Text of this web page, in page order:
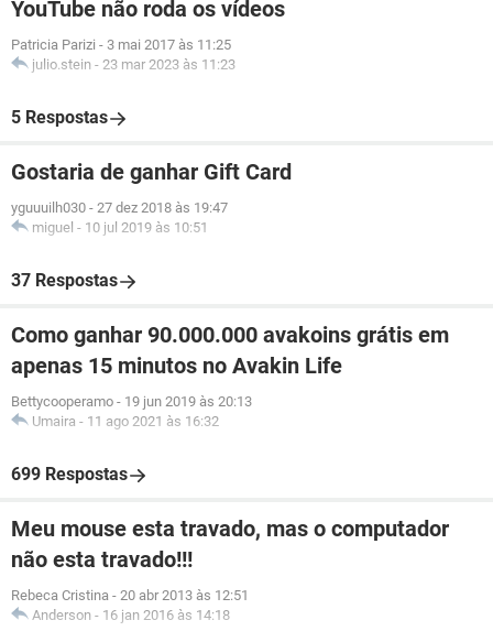
YouTube não roda os vídeos
Patricia Parizi - 3 mai 2017 às 11:25
julio.stein - 23 mar 2023 às 11:23
5 Respostas
Gostaria de ganhar Gift Card
yguuuilh030 - 27 dez 2018 às 19:47
miguel - 10 jul 2019 às 10:51
37 Respostas
Como ganhar 90.000.000 avakoins grátis em
apenas 15 minutos no Avakin Life
Bettycooperamo - 19 jun 2019 às 20:13
Umaira - 11 ago 2021 às 16:32
699 Respostas
Meu mouse esta travado, mas o computador
não esta travado!!!
Rebeca Cristina - 20 abr 2013 às 12:51
Anderson - 16 jan 2016 às 14:18